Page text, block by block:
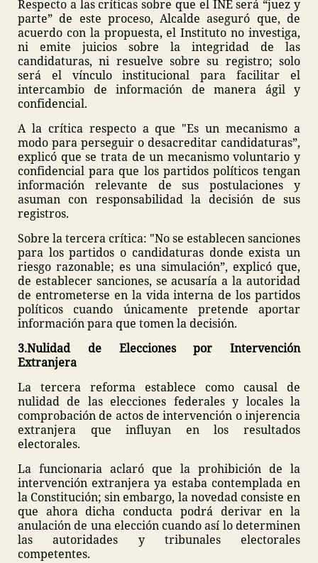
Respecto a las críticas sobre que el INE será “juez y
parte” de este proceso, Alcalde aseguró que, de
acuerdo con la propuesta, el Instituto no investiga,
ni emite juicios sobre la integridad de las
candidaturas, ni resuelve sobre su registro; solo
será el vínculo institucional para facilitar el
intercambio de información de manera ágil y
confidencial.
A la crítica respecto a que "Es un mecanismo a
modo para perseguir o desacreditar candidaturas”,
explicó que se trata de un mecanismo voluntario y
confidencial para que los partidos políticos tengan
información relevante de sus postulaciones y
asuman con responsabilidad la decisión de sus
registros.
Sobre la tercera crítica: "No se establecen sanciones
para los partidos o candidaturas donde exista un
riesgo razonable; es una simulación”, explicó que,
de establecer sanciones, se acusaría a la autoridad
de entrometerse en la vida interna de los partidos
políticos cuando únicamente pretende aportar
información para que tomen la decisión.
3.Nulidad de Elecciones por Intervención
Extranjera
La tercera reforma establece como causal de
nulidad de las elecciones federales y locales la
comprobación de actos de intervención o injerencia
extranjera que influyan en los resultados
electorales.
La funcionaria aclaró que la prohibición de la
intervención extranjera ya estaba contemplada en
la Constitución; sin embargo, la novedad consiste en
que ahora dicha conducta podrá derivar en la
anulación de una elección cuando así lo determinen
las autoridades y tribunales electorales
competentes.